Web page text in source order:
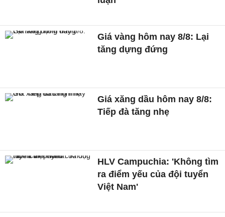
Giá vàng hôm nay 8/8: Lại
tăng dựng đứng
Giá xăng dầu hôm nay 8/8:
Tiếp đà tăng nhẹ
HLV Campuchia: 'Không tìm
ra điểm yếu của đội tuyển
Việt Nam'